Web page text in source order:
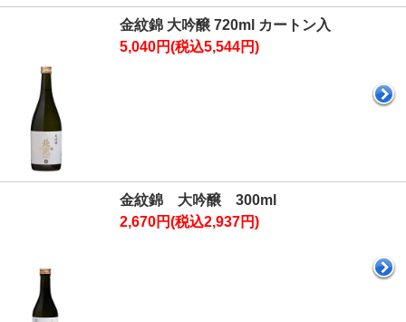
金紋錦 大吟醸 720ml カートン入
5,040円(税込5,544円)
金紋錦 大吟醸 300ml
2,670円(税込2,937円)